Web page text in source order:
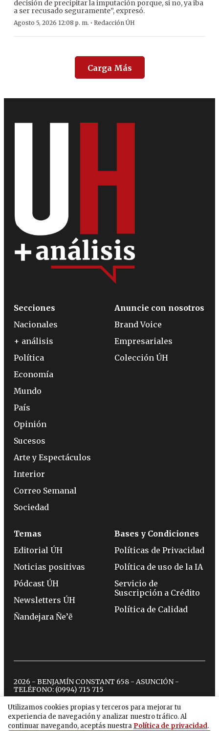
decisión de precipitar la imputación porque, si no, ya iba
a ser recusado seguramente”, expresó.
Agosto 5, 2026 12:08 p. m. · Redacción ÚH
Carga Más
Utilizamos cookies propias y terceros para mejorar tu
experiencia de navegación y analizar nuestro tráfico. Al
continuar navegando, aceptás nuestra Política de privacidad.
Secciones
Nacionales
+ análisis
Política
Economía
Mundo
País
Opinión
Sucesos
Arte y Espectáculos
Interior
Correo Semanal
Sociedad
Anuncie con nosotros
Brand Voice
Empresariales
Colección ÚH
Temas
Editorial ÚH
Noticias positivas
Pódcast ÚH
Newsletters ÚH
Ñandejara Ñe’ẽ
Bases y Condiciones
Políticas de Privacidad
Política de uso de la IA
Servicio de
Suscripción a Crédito
Política de Calidad
2026 - BENJAMÍN CONSTANT 658 - ASUNCIÓN -
TELÉFONO: (0994) 715 715
twitterinstagram
facebook
tiktokyoutubespotify